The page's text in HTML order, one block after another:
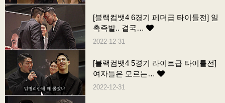
[블랙컴뱃4 6경기 페더급 타이틀전] 일
촉즉발.. 결국…
2022-12-31
[블랙컴뱃4 5경기 라이트급 타이틀전]
여자들은 모르는…
2022-12-31